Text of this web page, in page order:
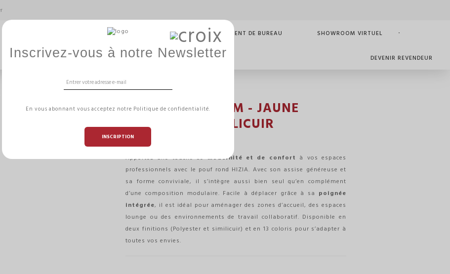
GAMME HIZÏA AMÉNAGEMENT DE BUREAU SHOWROOM VIRTUEL
DEVENIR REVENDEUR
POUF ROND 76 CM - JAUNE
MOUTARDE SIMILICUIR
Référence
Apportez une touche demodernité et de confort à vos espaces
professionnels avec le pouf rond HIZIA. Avec son assise généreuse et
sa forme conviviale, il s’intègre aussi bien seul qu’en complément
d’une composition modulaire. Facile à déplacer grâce à sa poignée
intégrée, il est idéal pour aménager des zones d’accueil, des espaces
lounge ou des environnements de travail collaboratif. Disponible en
deux finitions (Polyester et similicuir) et en 13 coloris pour s’adapter à
toutes vos envies.
Inscrivez-vous à notre Newsletter
En vous abonnant vous acceptez notre Politique de confidentialité.
INSCRIPTION